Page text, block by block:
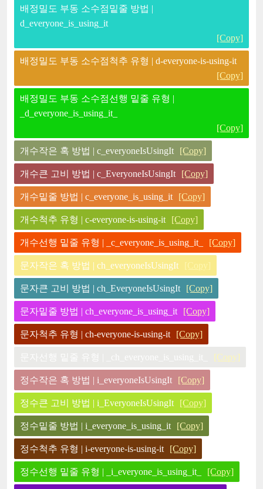
배정밀도 부동 소수점밑줄 방법 |
d_everyone_is_using_it
[Copy]
배정밀도 부동 소수점척추 유형 | d-everyone-is-using-it
[Copy]
배정밀도 부동 소수점선행 밑줄 유형 |
_d_everyone_is_using_it_
[Copy]
개수작은 혹 방법 | c_everyoneIsUsingIt [Copy]
개수큰 고비 방법 | c_EveryoneIsUsingIt [Copy]
개수밑줄 방법 | c_everyone_is_using_it [Copy]
개수척추 유형 | c-everyone-is-using-it [Copy]
개수선행 밑줄 유형 | _c_everyone_is_using_it_ [Copy]
문자작은 혹 방법 | ch_everyoneIsUsingIt [Copy]
문자큰 고비 방법 | ch_EveryoneIsUsingIt [Copy]
문자밑줄 방법 | ch_everyone_is_using_it [Copy]
문자척추 유형 | ch-everyone-is-using-it [Copy]
[Copy]
정수작은 혹 방법 | i_everyoneIsUsingIt [Copy]
정수큰 고비 방법 | i_EveryoneIsUsingIt [Copy]
정수밑줄 방법 | i_everyone_is_using_it [Copy]
정수척추 유형 | i-everyone-is-using-it [Copy]
정수선행 밑줄 유형 | _i_everyone_is_using_it_ [Copy]